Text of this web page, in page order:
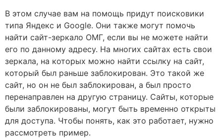
В этом случае вам на помощь придут поисковики
типа Яндекс и Google. Они также могут помочь
найти сайт-зеркало ОМГ, если вы не можете найти
его по данному адресу. На многих сайтах есть свои
зеркала, на которых можно найти ссылку на сайт,
который был раньше заблокирован. Это такой же
сайт, но он не был заблокирован, а был просто
перенаправлен на другую страницу. Сайты, которые
были заблокированы, могут быть временно открыты
для доступа. Чтобы понять, как это работает, нужно
рассмотреть пример.